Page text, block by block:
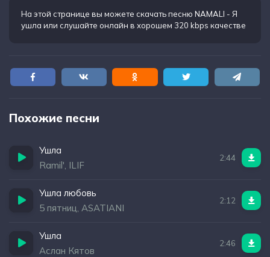
Вернулась к себе и стала крепче чем вчера
На этой странице вы можете скачать песню NAMALI - Я
ушла или слушайте онлайн в хорошем 320 kbps качестве
Похожие песни
Ушла
Ramil', ILIF
2:44
Ушла любовь
5 пятниц, ASATIANI
2:12
Ушла
Аслан Кятов
2:46